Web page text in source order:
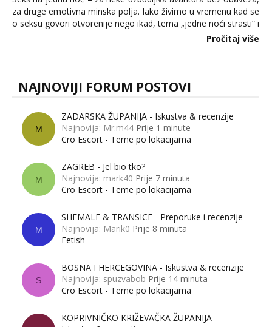
za druge emotivna minska polja. Iako živimo u vremenu kad se
o seksu govori otvorenije nego ikad, tema „jedne noći strasti“ i
dalje izaziva burne rasprave. Što zapravo misle žene, a što
Pročitaj više
NAJNOVIJI FORUM POSTOVI
M
ZADARSKA ŽUPANIJA - Iskustva & recenzije
Najnovija: Mr.m44 Prije 1 minute
Cro Escort - Teme po lokacijama
M
ZAGREB - Jel bio tko?
Najnovija: mark40 Prije 7 minuta
Cro Escort - Teme po lokacijama
M
SHEMALE & TRANSICE - Preporuke i recenzije
Najnovija: Marik0 Prije 8 minuta
Fetish
S
BOSNA I HERCEGOVINA - Iskustva & recenzije
Najnovija: spuzvabob Prije 14 minuta
Cro Escort - Teme po lokacijama
KOPRIVNIČKO KRIŽEVAČKA ŽUPANIJA -